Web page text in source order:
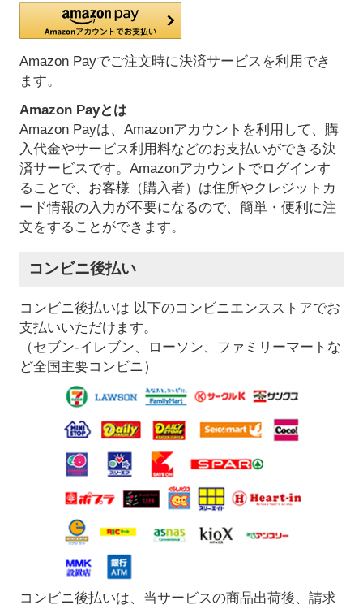
Amazon Payでご注文時に決済サービスを利用でき
ます。
Amazon Payとは
Amazon Payは、Amazonアカウントを利用して、購
入代金やサービス利用料などのお支払いができる決
済サービスです。Amazonアカウントでログインす
ることで、お客様（購入者）は住所やクレジットカ
ード情報の入力が不要になるので、簡単・便利に注
文をすることができます。
コンビニ後払い
コンビニ後払いは 以下のコンビニエンスストアでお
支払いいただけます。
（セブン-イレブン、ローソン、ファミリーマートな
ど全国主要コンビニ）
コンビニ後払いは、当サービスの商品出荷後、請求